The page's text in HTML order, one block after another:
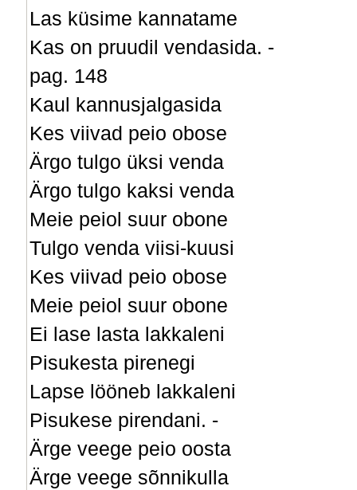
Las küsime kannatame
Kas on pruudil vendasida. -
pag. 148
Kaul kannusjalgasida
Kes viivad peio obose
Ärgo tulgo üksi venda
Ärgo tulgo kaksi venda
Meie peiol suur obone
Tulgo venda viisi-kuusi
Kes viivad peio obose
Meie peiol suur obone
Ei lase lasta lakkaleni
Pisukesta pirenegi
Lapse lööneb lakkaleni
Pisukese pirendani. -
Ärge veege peio oosta
Ärge veege sõnnikulla